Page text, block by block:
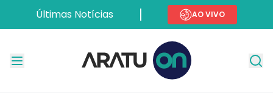
Últimas Notícias AO VIVO